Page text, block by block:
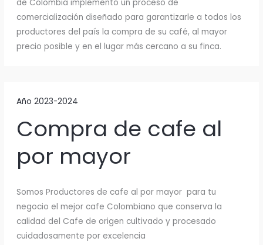
de Colombia implementó un proceso de
comercialización diseñado para garantizarle a todos los
productores del país la compra de su café, al mayor
precio posible y en el lugar más cercano a su finca.
Año 2023-2024
Compra de cafe al
por mayor
Somos Productores de cafe al por mayor para tu
negocio el mejor cafe Colombiano que conserva la
calidad del Cafe de origen cultivado y procesado
cuidadosamente por excelencia